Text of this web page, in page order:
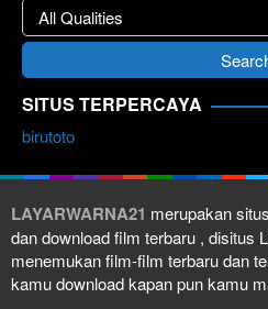
SITUS TERPERCAYA
birutoto
LAYARWARNA21 merupakan
dan download film terbaru , disitus
menemukan film-film terbaru dan
kamu download kapan pun kamu